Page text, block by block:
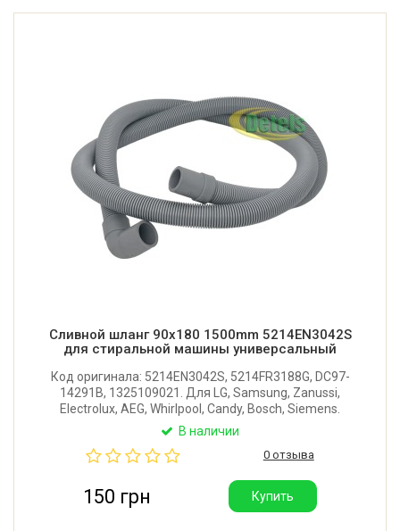
Сливной шланг 90x180 1500mm 5214EN3042S
для стиральной машины универсальный
Код оригинала: 5214EN3042S, 5214FR3188G, DC97-
14291B, 1325109021. Для LG, Samsung, Zanussi,
Electrolux, AEG, Whirlpool, Candy, Bosch, Siemens.
Длина 1500 мм. Внутренний диаметр углового
наконечника: 25 мм.
В наличии
0 отзыва
150 грн Купить